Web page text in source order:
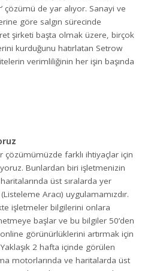
çözümü de yar alıyor. Sanayi ve
göre salgın sürecinde
şirketi başta olmak üzere, birçok
kurduğunu hatırlatan Setrow
verimliliğinin her işin başında
çözümümüzde farklı ihtiyaçlar için
Bunlardan biri işletmenizin
üst sıralarda yer
Aracı) uygulamamızdır.
işletmeler bilgilerini onlara
başlar ve bu bilgiler 50’den
görünürlüklerini artırmak için
2 hafta içinde görülen
motorlarında ve haritalarda üst